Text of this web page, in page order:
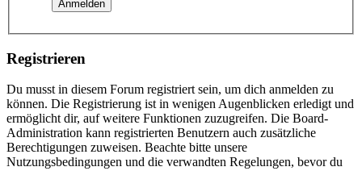
Registrieren
Du musst in diesem Forum registriert sein, um dich anmelden zu
können. Die Registrierung ist in wenigen Augenblicken erledigt und
ermöglicht dir, auf weitere Funktionen zuzugreifen. Die Board-
Administration kann registrierten Benutzern auch zusätzliche
Berechtigungen zuweisen. Beachte bitte unsere
Nutzungsbedingungen und die verwandten Regelungen, bevor du